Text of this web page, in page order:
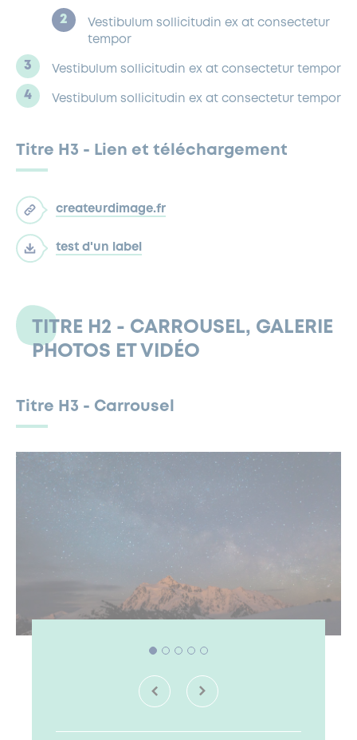
Vestibulum sollicitudin ex at consectetur
tempor
Vestibulum sollicitudin ex at consectetur tempor
Vestibulum sollicitudin ex at consectetur tempor
Titre H3 - Lien et téléchargement
createurdimage.fr
test d'un label
TITRE H2 - CARROUSEL, GALERIE
PHOTOS ET VIDÉO
Titre H3 - Carrousel